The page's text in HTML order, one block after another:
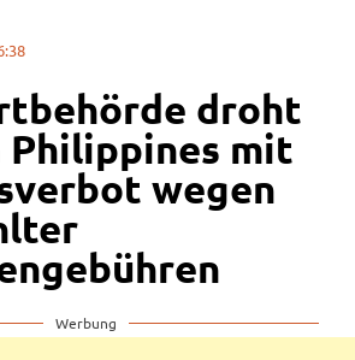
droht
Philippines mit
wegen
Werbung